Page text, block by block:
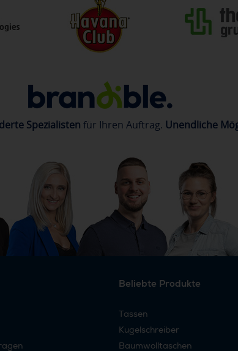
Spezialisten für Ihren Auftrag. Unendliche
Beliebte Produkte
Tassen
Kugelschreiber
Baumwolltaschen